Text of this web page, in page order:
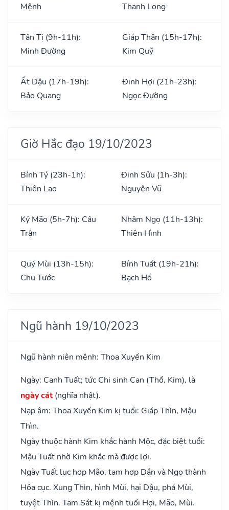
Mệnh
Thanh Long
Tân Tị (9h-11h):
Minh Đường
Giáp Thân (15h-17h):
Kim Quỹ
Ất Dậu (17h-19h):
Bảo Quang
Đinh Hợi (21h-23h):
Ngọc Đường
Giờ Hắc đạo 19/10/2023
Bính Tý (23h-1h):
Thiên Lao
Đinh Sửu (1h-3h):
Nguyên Vũ
Kỷ Mão (5h-7h): Câu
Trận
Nhâm Ngọ (11h-13h):
Thiên Hình
Quý Mùi (13h-15h):
Chu Tước
Bính Tuất (19h-21h):
Bạch Hổ
Ngũ hành 19/10/2023
Ngũ hành niên mệnh: Thoa Xuyến Kim
Ngày: Canh Tuất; tức Chi sinh Can (Thổ, Kim), là
ngày cát(nghĩa nhật).
Nạp âm: Thoa Xuyến Kim kị tuổi: Giáp Thìn, Mậu
Thìn.
Ngày thuộc hành Kim khắc hành Mộc, đặc biệt tuổi:
Mậu Tuất nhờ Kim khắc mà được lợi.
Ngày Tuất lục hợp Mão, tam hợp Dần và Ngọ thành
Hỏa cục. Xung Thìn, hình Mùi, hại Dậu, phá Mùi,
tuyệt Thìn. Tam Sát kị mệnh tuổi Hợi, Mão, Mùi.